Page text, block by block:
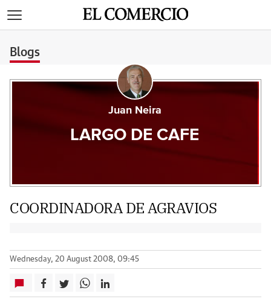
Blogs
Juan Neira
LARGO DE CAFE
COORDINADORA DE AGRAVIOS
Wednesday, 20 August 2008, 09:45